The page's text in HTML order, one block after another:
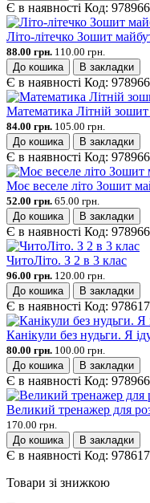
Є в наявності Код:
Літо-літечко Зошит
88.00 грн. 110.00 грн.
До кошика
В закладки
Є в наявності Код:
Математика Літній зошит
84.00 грн. 105.00 грн.
До кошика
В закладки
Є в наявності Код:
Моє веселе літо Зошит
52.00 грн. 65.00 грн.
До кошика
В закладки
Є в наявності Код:
ЧитоЛіто. З 2 в 3 клас
96.00 грн. 120.00 грн.
До кошика
В закладки
Є в наявності Код:
Канікули без нудьги. Я
80.00 грн. 100.00 грн.
До кошика
В закладки
Є в наявності Код:
Великий тренажер для
170.00 грн.
До кошика
В закладки
Є в наявності Код:
Товари зі знижкою